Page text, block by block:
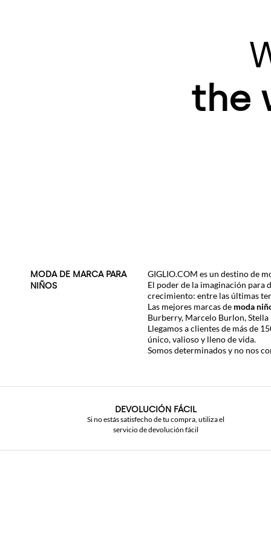
the
MODA DE MARCA PARA
NIÑOS
GIGLIO.COM es un destino de
El poder de la imaginación para
crecimiento: entre las últimas
Las mejores marcas de moda
Burberry, Marcelo Burlon,
Llegamos a clientes de más de
único, valioso y lleno de vida.
Somos determinados y no nos
DEVOLUCIÓN FÁCIL
Si no estás satisfecho de tu compra, utiliza el
servicio de devolución fácil